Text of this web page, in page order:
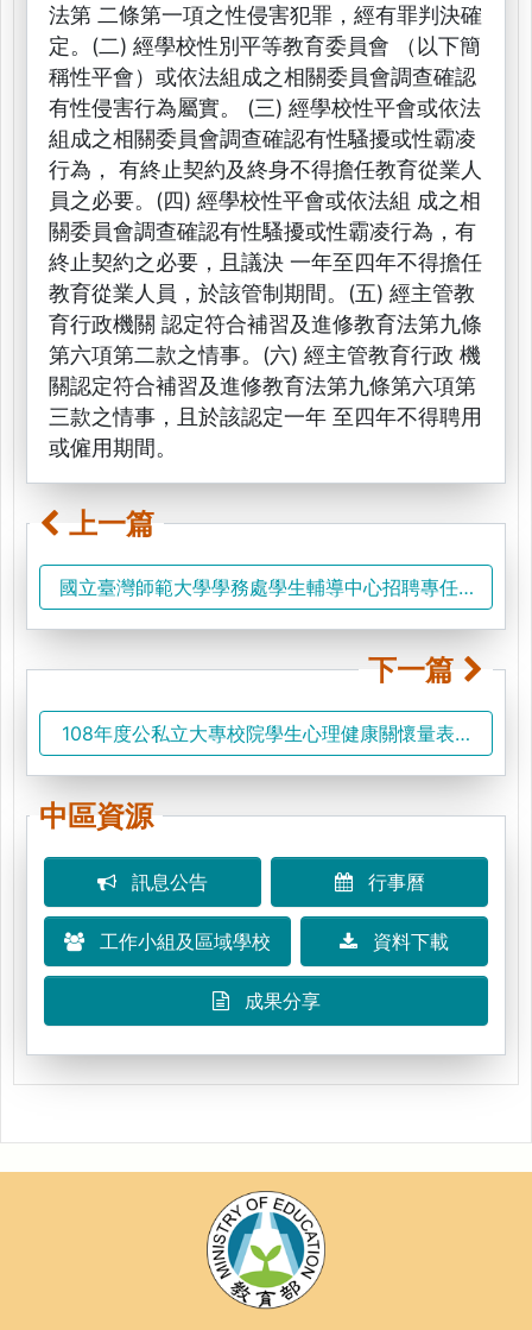
法第 二條第一項之性侵害犯罪，經有罪判決確
定。(二) 經學校性別平等教育委員會 （以下簡
稱性平會）或依法組成之相關委員會調查確認
有性侵害行為屬實。 (三) 經學校性平會或依法
組成之相關委員會調查確認有性騷擾或性霸凌
行為， 有終止契約及終身不得擔任教育從業人
員之必要。(四) 經學校性平會或依法組 成之相
關委員會調查確認有性騷擾或性霸凌行為，有
終止契約之必要，且議決 一年至四年不得擔任
教育從業人員，於該管制期間。(五) 經主管教
育行政機關 認定符合補習及進修教育法第九條
第六項第二款之情事。(六) 經主管教育行政 機
關認定符合補習及進修教育法第九條第六項第
三款之情事，且於該認定一年 至四年不得聘用
或僱用期間。
上一篇
國立臺灣師範大學學務處學生輔導中心招聘專任心理師
下一篇
108年度公私立大專校院學生心理健康關懷量表電腦測
中區資源
訊息公告 行事曆
工作小組及區域學校 資料下載
成果分享